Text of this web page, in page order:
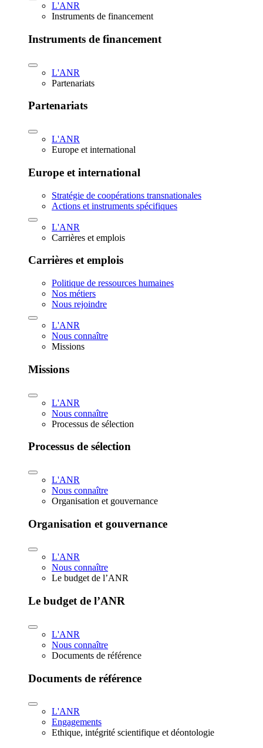
L'ANR
Instruments de financement
Instruments de financement
L'ANR
Partenariats
Partenariats
L'ANR
Europe et international
Europe et international
Stratégie de coopérations transnationales
Actions et instruments spécifiques
L'ANR
Carrières et emplois
Carrières et emplois
Politique de ressources humaines
Nos métiers
Nous rejoindre
L'ANR
Nous connaître
Missions
Missions
L'ANR
Nous connaître
Processus de sélection
Processus de sélection
L'ANR
Nous connaître
Organisation et gouvernance
Organisation et gouvernance
L'ANR
Nous connaître
Le budget de l’ANR
Le budget de l’ANR
L'ANR
Nous connaître
Documents de référence
Documents de référence
L'ANR
Engagements
Ethique, intégrité scientifique et déontologie